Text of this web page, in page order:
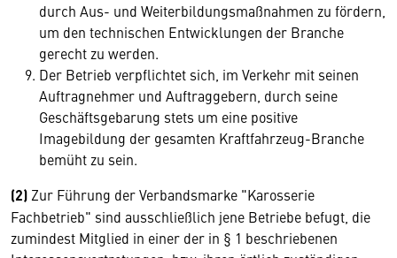
durch Aus- und Weiterbildungsmaßnahmen zu fördern,
um den technischen Entwicklungen der Branche
gerecht zu werden.
Der Betrieb verpflichtet sich, im Verkehr mit seinen
Auftragnehmer und Auftraggebern, durch seine
Geschäftsgebarung stets um eine positive
Imagebildung der gesamten Kraftfahrzeug-Branche
bemüht zu sein.
(2) Zur Führung der Verbandsmarke "Karosserie
Fachbetrieb" sind ausschließlich jene Betriebe befugt, die
zumindest Mitglied in einer der in § 1 beschriebenen